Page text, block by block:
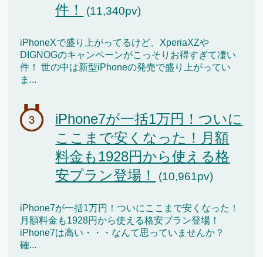
件！
(11,340pv)
iPhoneXで盛り上がってるけど、XperiaXZや
DIGNOGのキャンペーンがこっそりお得すぎて凄い
件！ 世の中は新型iPhoneの発売で盛り上がってい
ま...
iPhone7が一括1万円！ついに
ここまで安くなった！月額
料金も1928円から使える格
安プラン登場！
(10,961pv)
iPhone7が一括1万円！ついにここまで安くなった！
月額料金も1928円から使える格安プラン登場！
iPhone7は高い・・・なんて思っていませんか？
確...